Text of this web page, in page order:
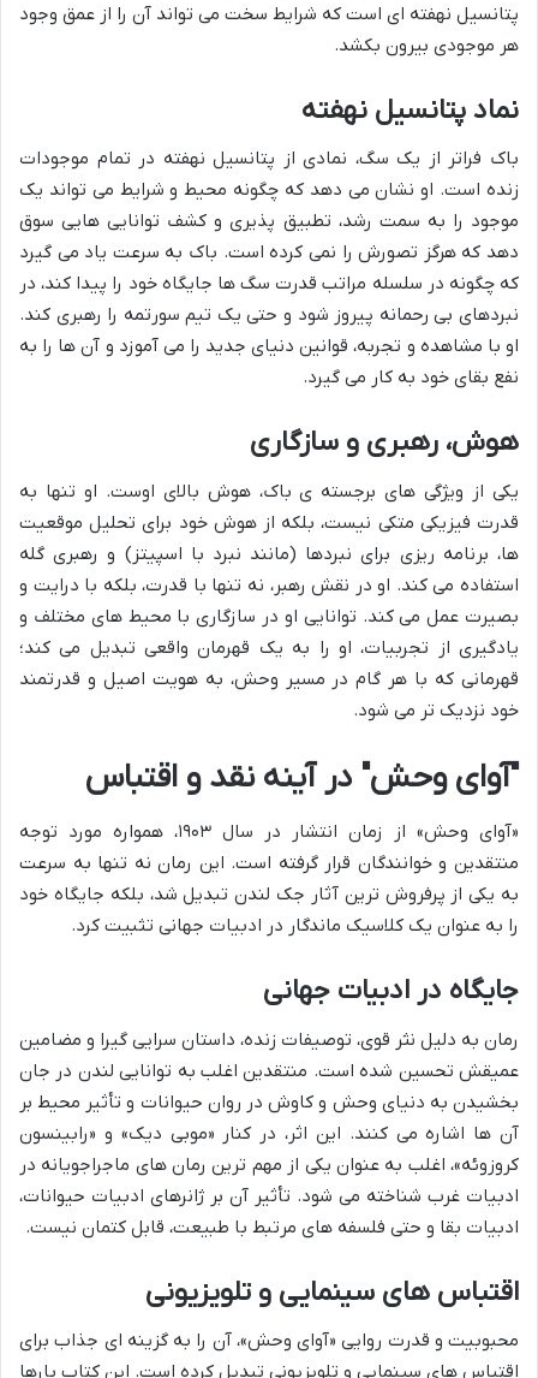
پتانسیل نهفته ای است که شرایط سخت می تواند آن را از عمق وجود
هر موجودی بیرون بکشد.
نماد پتانسیل نهفته
باک فراتر از یک سگ، نمادی از پتانسیل نهفته در تمام موجودات
زنده است. او نشان می دهد که چگونه محیط و شرایط می تواند یک
موجود را به سمت رشد، تطبیق پذیری و کشف توانایی هایی سوق
دهد که هرگز تصورش را نمی کرده است. باک به سرعت یاد می گیرد
که چگونه در سلسله مراتب قدرت سگ ها جایگاه خود را پیدا کند، در
نبردهای بی رحمانه پیروز شود و حتی یک تیم سورتمه را رهبری کند.
او با مشاهده و تجربه، قوانین دنیای جدید را می آموزد و آن ها را به
نفع بقای خود به کار می گیرد.
هوش، رهبری و سازگاری
یکی از ویژگی های برجسته ی باک، هوش بالای اوست. او تنها به
قدرت فیزیکی متکی نیست، بلکه از هوش خود برای تحلیل موقعیت
ها، برنامه ریزی برای نبردها (مانند نبرد با اسپیتز) و رهبری گله
استفاده می کند. او در نقش رهبر، نه تنها با قدرت، بلکه با درایت و
بصیرت عمل می کند. توانایی او در سازگاری با محیط های مختلف و
یادگیری از تجربیات، او را به یک قهرمان واقعی تبدیل می کند؛
قهرمانی که با هر گام در مسیر وحش، به هویت اصیل و قدرتمند
خود نزدیک تر می شود.
"آوای وحش" در آینه نقد و اقتباس
«آوای وحش» از زمان انتشار در سال ۱۹۰۳، همواره مورد توجه
منتقدین و خوانندگان قرار گرفته است. این رمان نه تنها به سرعت
به یکی از پرفروش ترین آثار جک لندن تبدیل شد، بلکه جایگاه خود
را به عنوان یک کلاسیک ماندگار در ادبیات جهانی تثبیت کرد.
جایگاه در ادبیات جهانی
رمان به دلیل نثر قوی، توصیفات زنده، داستان سرایی گیرا و مضامین
عمیقش تحسین شده است. منتقدین اغلب به توانایی لندن در جان
بخشیدن به دنیای وحش و کاوش در روان حیوانات و تأثیر محیط بر
آن ها اشاره می کنند. این اثر، در کنار «موبی دیک» و «رابینسون
کروزوئه»، اغلب به عنوان یکی از مهم ترین رمان های ماجراجویانه در
ادبیات غرب شناخته می شود. تأثیر آن بر ژانرهای ادبیات حیوانات،
ادبیات بقا و حتی فلسفه های مرتبط با طبیعت، قابل کتمان نیست.
اقتباس های سینمایی و تلویزیونی
محبوبیت و قدرت روایی «آوای وحش»، آن را به گزینه ای جذاب برای
اقتباس های سینمایی و تلویزیونی تبدیل کرده است. این کتاب بارها